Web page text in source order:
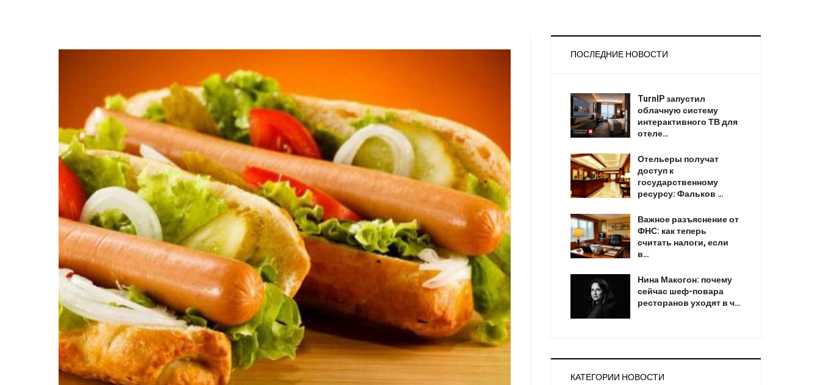
ПОСЛЕДНИЕ НОВОСТИ
TurnIP запустил
облачную систему
интерактивного ТВ для
отеле…
Отельеры получат
доступ к
государственному
ресурсу: Фальков …
Важное разъяснение от
ФНС: как теперь
считать налоги, если
в…
Нина Макогон: почему
сейчас шеф-повара
ресторанов уходят в ч…
КАТЕГОРИИ НОВОСТИ